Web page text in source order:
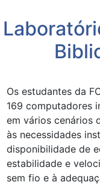
Os estudantes da
169 computadores
em vários cenários
às necessidades
disponibilidade de
estabilidade e
sem fio e à